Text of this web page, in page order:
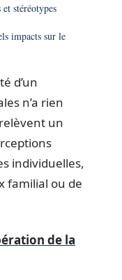
stéréotypes
impacts sur le
d’un
n’a rien
un
individuelles,
familial ou de
de la